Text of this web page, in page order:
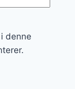
denne